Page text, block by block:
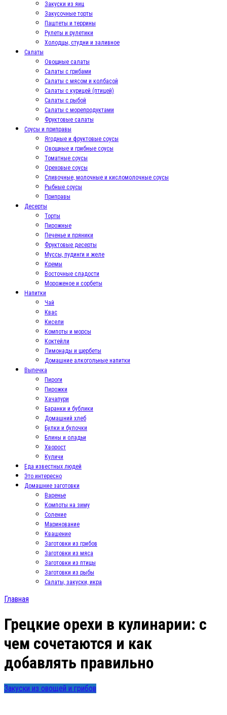
Закуски из яиц
Закусочные торты
Паштеты и террины
Рулеты и рулетики
Холодцы, студни и заливное
Салаты
Овощные салаты
Салаты с грибами
Салаты с мясом и колбасой
Салаты с курицей (птицей)
Салаты с рыбой
Салаты с морепродуктами
Фруктовые салаты
Соусы и приправы
Ягодные и фруктовые соусы
Овощные и грибные соусы
Томатные соусы
Ореховые соусы
Сливочные, молочные и кисломолочные соусы
Рыбные соусы
Приправы
Десерты
Торты
Пирожные
Печенье и пряники
Фруктовые десерты
Муссы, пудинги и желе
Кремы
Восточные сладости
Мороженое и сорбеты
Напитки
Чай
Квас
Кисели
Компоты и морсы
Коктейли
Лимонады и щербеты
Домашние алкогольные напитки
Выпечка
Пироги
Пирожки
Хачапури
Баранки и бублики
Домашний хлеб
Булки и булочки
Блины и оладьи
Хворост
Куличи
Еда известных людей
Это интересно
Домашние заготовки
Варенье
Компоты на зиму
Соление
Маринование
Квашение
Заготовки из грибов
Заготовки из мяса
Заготовки из птицы
Заготовки из рыбы
Салаты, закуски, икра
Главная
Грецкие орехи в кулинарии: с
чем сочетаются и как
добавлять правильно
Закуски из овощей и грибов